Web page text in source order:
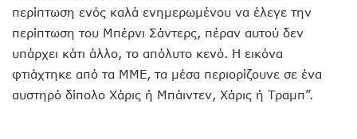
περίπτωση ενός καλά ενημερωμένου να έλεγε την
περίπτωση του Μπέρνι Σάντερς, πέραν αυτού δεν
υπάρχει κάτι άλλο, το απόλυτο κενό. Η εικόνα
φτιάχτηκε από τα ΜΜΕ, τα μέσα περιορίζουνε σε ένα
αυστηρό δίπολο Χάρις ή Μπάιντεν, Χάρις ή Τραμπ”.